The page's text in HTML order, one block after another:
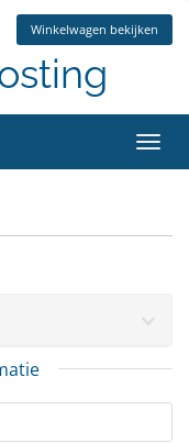
Winkelwagen bekijken
in-/